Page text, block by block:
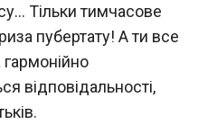
Тільки тимчасове
пубертату! А ти все
відповідальності,